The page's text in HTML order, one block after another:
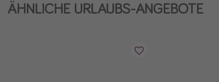
ÄHNLICHE URLAUBS-ANGEBOTE